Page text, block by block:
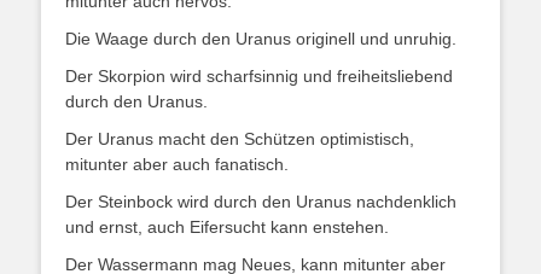
Die Waage durch den Uranus originell und unruhig.
Der Skorpion wird scharfsinnig und freiheitsliebend
durch den Uranus.
Der Uranus macht den Schützen optimistisch,
mitunter aber auch fanatisch.
Der Steinbock wird durch den Uranus nachdenklich
und ernst, auch Eifersucht kann enstehen.
Der Wassermann mag Neues, kann mitunter aber